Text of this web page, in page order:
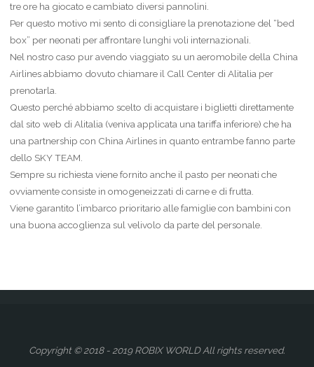
tre ore ha giocato e cambiato diversi pannolini.
Per questo motivo mi sento di consigliare la prenotazione del “bed
box” per neonati per affrontare lunghi voli internazionali.
Nel nostro caso pur avendo viaggiato su un aeromobile della China
Airlines abbiamo dovuto chiamare il Call Center di Alitalia per
prenotarla.
Questo perché abbiamo scelto di acquistare i biglietti direttamente
dal sito web di Alitalia (veniva applicata una tariffa inferiore) che ha
una partnership con China Airlines in quanto entrambe fanno parte
dello SKY TEAM.
Sempre su richiesta viene fornito anche il pasto per neonati che
ovviamente consiste in omogeneizzati di carne e di frutta.
Viene garantito l’imbarco prioritario alle famiglie con bambini con
una buona accoglienza sul velivolo da parte del personale.
Copyright © 2018 - 2019 ROBIX WORLD All rights reserved.